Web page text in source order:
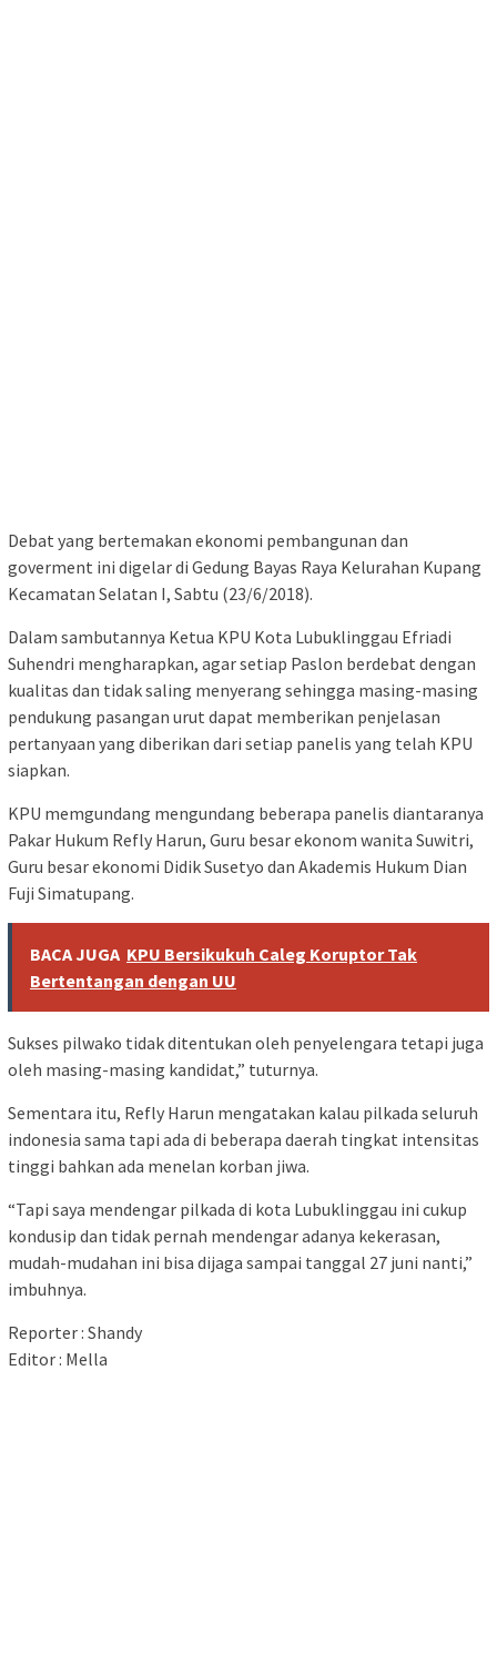
Debat yang bertemakan ekonomi pembangunan dan
goverment ini digelar di Gedung Bayas Raya Kelurahan Kupang
Kecamatan Selatan I, Sabtu (23/6/2018).
Dalam sambutannya Ketua KPU Kota Lubuklinggau Efriadi
Suhendri mengharapkan, agar setiap Paslon berdebat dengan
kualitas dan tidak saling menyerang sehingga masing-masing
pendukung pasangan urut dapat memberikan penjelasan
pertanyaan yang diberikan dari setiap panelis yang telah KPU
siapkan.
KPU memgundang mengundang beberapa panelis diantaranya
Pakar Hukum Refly Harun, Guru besar ekonom wanita Suwitri,
Guru besar ekonomi Didik Susetyo dan Akademis Hukum Dian
Fuji Simatupang.
BACA JUGA KPU Bersikukuh Caleg Koruptor Tak
Bertentangan dengan UU
Sukses pilwako tidak ditentukan oleh penyelengara tetapi juga
oleh masing-masing kandidat,” tuturnya.
Sementara itu, Refly Harun mengatakan kalau pilkada seluruh
indonesia sama tapi ada di beberapa daerah tingkat intensitas
tinggi bahkan ada menelan korban jiwa.
“Tapi saya mendengar pilkada di kota Lubuklinggau ini cukup
kondusip dan tidak pernah mendengar adanya kekerasan,
mudah-mudahan ini bisa dijaga sampai tanggal 27 juni nanti,”
imbuhnya.
Reporter : Shandy
Editor : Mella